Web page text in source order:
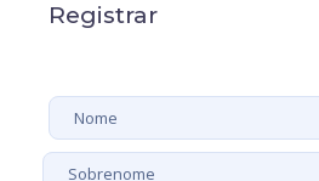
Registrar